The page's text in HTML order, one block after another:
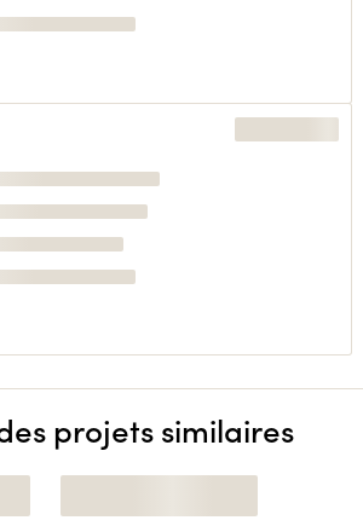
projets similaires